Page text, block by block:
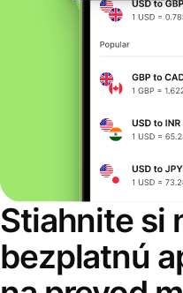
Stiahnite si
bezplatnú